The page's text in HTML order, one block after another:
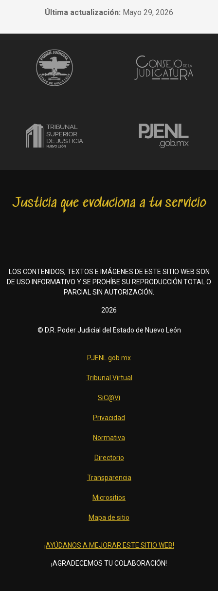
Última actualización: Mayo 29, 2026
Justicia que evoluciona a tu servicio
LOS CONTENIDOS, TEXTOS E IMÁGENES DE ESTE SITIO WEB SON
DE USO INFORMATIVO Y SE PROHÍBE SU REPRODUCCIÓN TOTAL O
PARCIAL SIN AUTORIZACIÓN.
2026
© D.R. Poder Judicial del Estado de Nuevo León
PJENL.gob.mx
Tribunal Virtual
SiC@Vi
Privacidad
Normativa
Directorio
Transparencia
Micrositios
Mapa de sitio
¡AYÚDANOS A MEJORAR ESTE SITIO WEB!
¡AGRADECEMOS TU COLABORACIÓN!